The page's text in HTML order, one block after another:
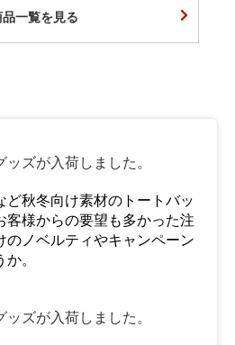
品一覧を見る
ズが入荷しました。
ど秋冬向け素材のトートバッ
客様からの要望も多かった注
のノベルティやキャンペーン
。
ズが入荷しました。